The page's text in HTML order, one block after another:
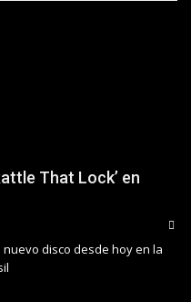
That Lock’ en
nuevo disco desde hoy en la